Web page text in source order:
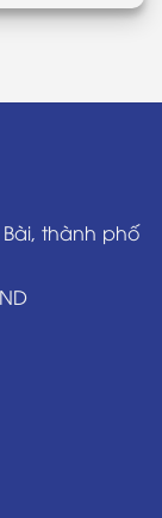
thành phố